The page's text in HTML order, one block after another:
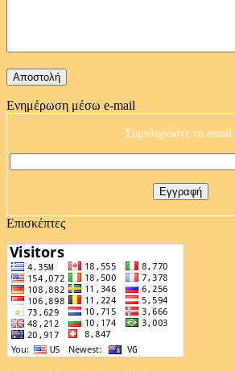
Ενημέρωση μέσω e-mail
Συμπληρώστε το email:
Επισκέπτες